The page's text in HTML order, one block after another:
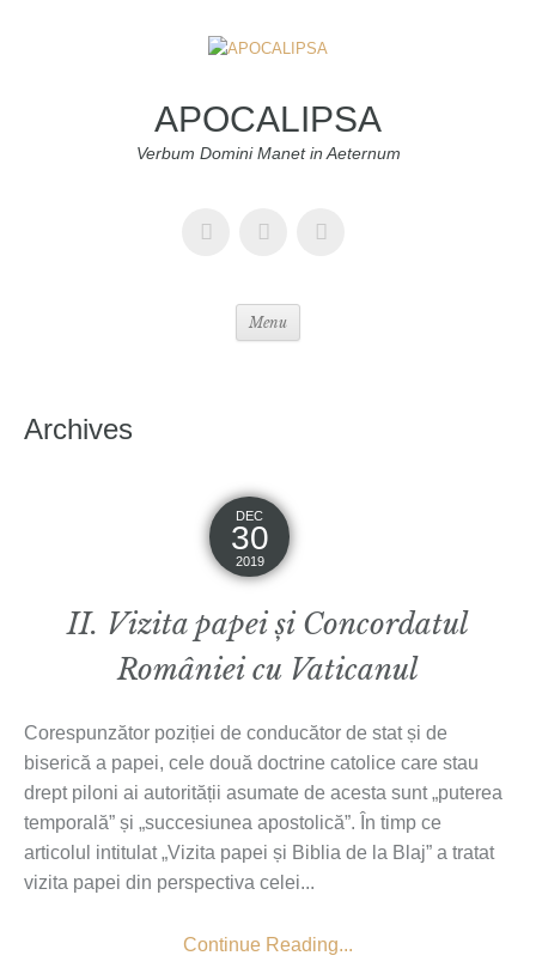
APOCALIPSA
Verbum Domini Manet in Aeternum
Menu
Archives
DEC
30
2019
II. Vizita papei și Concordatul
României cu Vaticanul
Corespunzător poziției de conducător de stat și de
biserică a papei, cele două doctrine catolice care stau
drept piloni ai autorității asumate de acesta sunt „puterea
temporală” și „succesiunea apostolică”. În timp ce
articolul intitulat „Vizita papei și Biblia de la Blaj” a tratat
vizita papei din perspectiva celei...
Continue Reading...